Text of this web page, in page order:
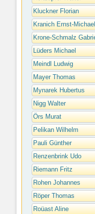
Kluckner Florian
Kranich Ernst-Michael
Krone-Schmalz
Lüders Michael
Meindl Ludwig
Mayer Thomas
Mynarek Hubertus
Nigg Walter
Örs Murat
Pelikan Wilhelm
Pauli Günther
Renzenbrink Udo
Riemann Fritz
Rohen Johannes
Röper Thomas
Roüast Aline